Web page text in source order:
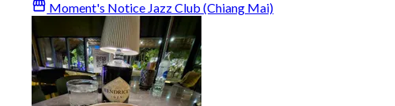
Moment's Notice Jazz Club (Chiang Mai)